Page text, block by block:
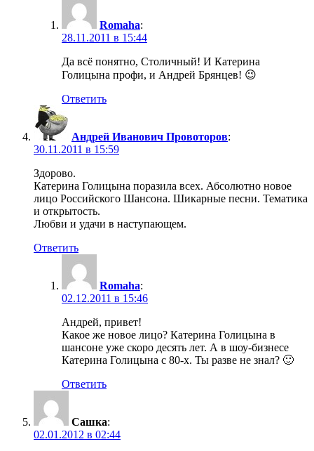
Romaha:
28.11.2011 в 15:44
Да всё понятно, Столичный! И Катерина
Голицына профи, и Андрей Брянцев! 😉
Ответить
Андрей Иванович Провоторов:
30.11.2011 в 15:59
Здорово.
Катерина Голицына поразила всех. Абсолютно новое
лицо Российского Шансона. Шикарные песни. Тематика
и открытость.
Любви и удачи в наступающем.
Ответить
Romaha:
02.12.2011 в 15:46
Андрей, привет!
Какое же новое лицо? Катерина Голицына в
шансоне уже скоро десять лет. А в шоу-бизнесе
Катерина Голицына с 80-х. Ты разве не знал? 🙂
Ответить
Сашка:
02.01.2012 в 02:44